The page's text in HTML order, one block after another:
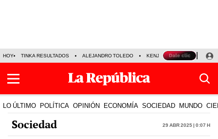
HOY TINKA RESULTADOS ALEJANDRO TOLEDO KENJI FUJIMORI
LO ÚLTIMO POLÍTICA OPINIÓN ECONOMÍA SOCIEDAD MUNDO
Sociedad 29 Abr 2025 | 0:07 h